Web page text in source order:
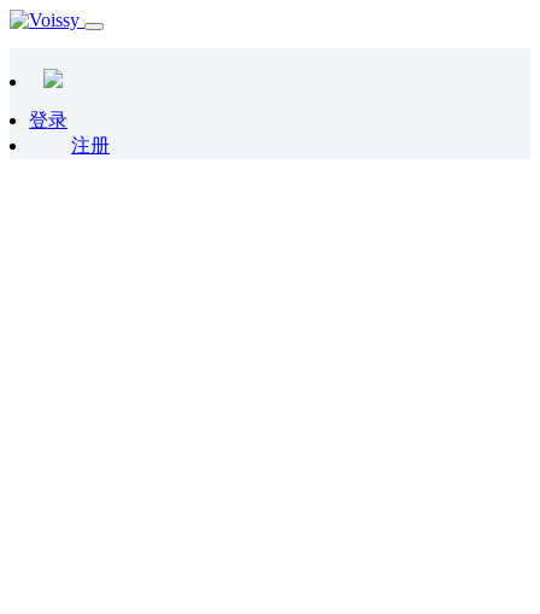
登录
注册